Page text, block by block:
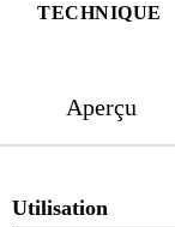
TECHNIQUE
Aperçu
Utilisation